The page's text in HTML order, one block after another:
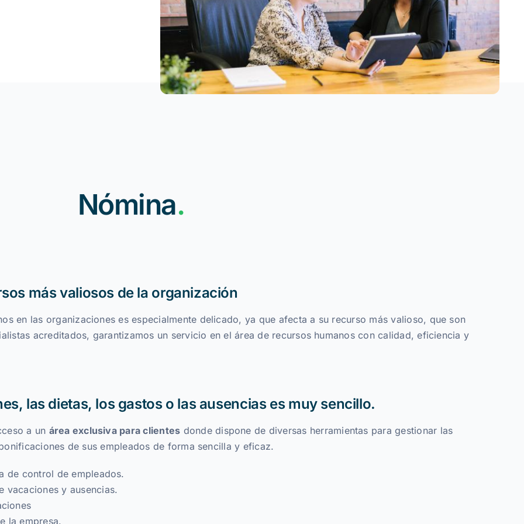
Nómina.
más valiosos de la organización
en las organizaciones es especialmente delicado, ya que afecta a su recurso más valioso, que son
acreditados, garantizamos un servicio en el área de recursos humanos con calidad, eficiencia y
las dietas, los gastos o las ausencias es muy sencillo.
a un área exclusiva para clientes donde dispone de diversas herramientas para gestionar las
de sus empleados de forma sencilla y eficaz.
de control de empleados.
vacaciones y ausencias.
la empresa.